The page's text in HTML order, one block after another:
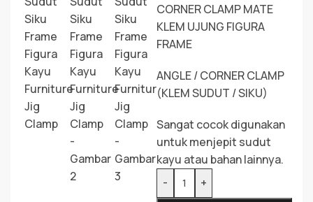
CORNER CLAMP MATE
KLEM UJUNG FIGURA
FRAME
ANGLE / CORNER CLAMP
(KLEM SUDUT / SIKU)
Sangat cocok digunakan
untuk menjepit sudut
kayu atau bahan lainnya.
-
+